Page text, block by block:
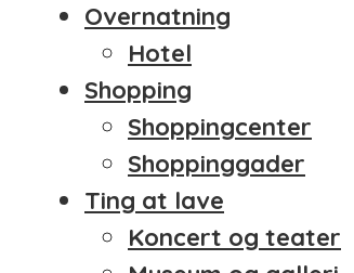
Overnatning
Hotel
Shopping
Shoppingcenter
Shoppinggader
Ting at lave
Koncert og teater